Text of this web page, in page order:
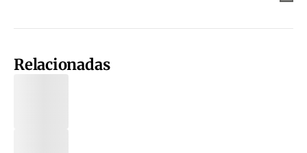
Relacionadas